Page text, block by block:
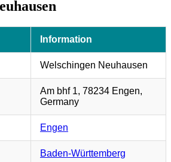
Information
Welschingen Neuhausen
Am bhf 1, 78234 Engen,
Germany
Engen
Baden-Württemberg